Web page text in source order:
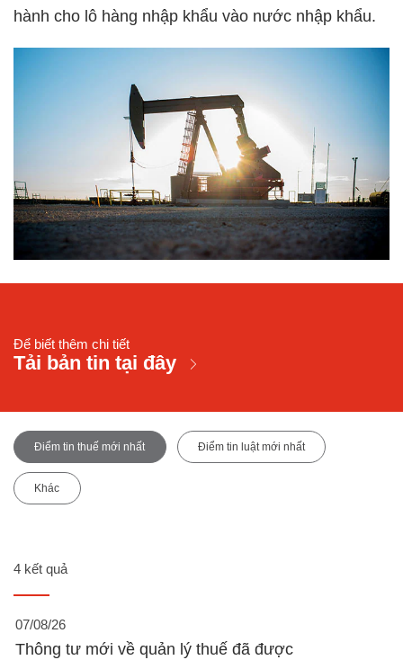
hành cho lô hàng nhập khẩu vào nước nhập khẩu.
Để biết thêm chi tiết
Tải bản tin tại đây
Điểm tin thuế mới nhất Điểm tin luật mới nhất
Khác
4 kết quả
07/08/26
Thông tư mới về quản lý thuế đã được